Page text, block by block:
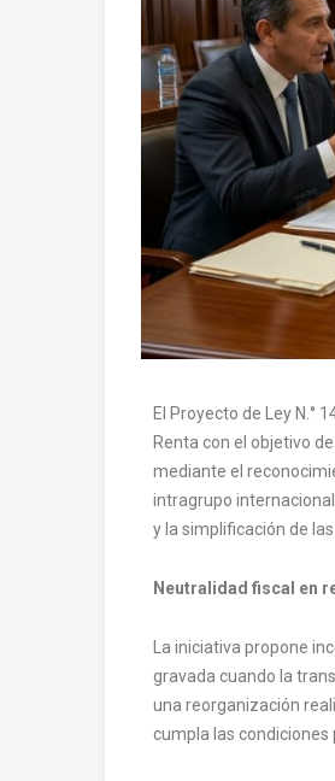
El Proyecto de Ley N.°
Renta con el objetivo
mediante el
intragrupo
y la simplificación de
Neutralidad fiscal en
La iniciativa propone
gravada cuando la
una reorganización
cumpla las condiciones